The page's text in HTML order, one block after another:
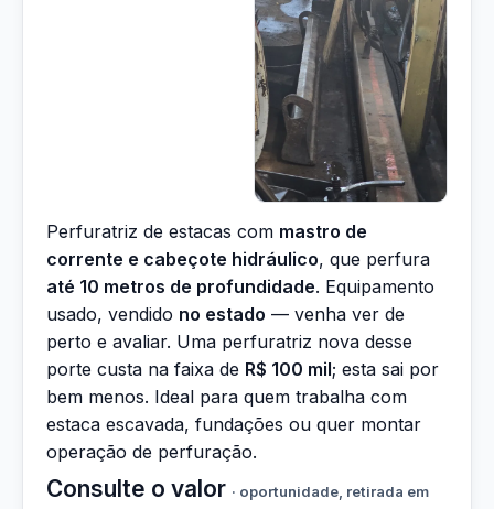
Perfuratriz de estacas com mastro de
corrente e cabeçote hidráulico, que perfura
até 10 metros de profundidade. Equipamento
usado, vendido no estado — venha ver de
perto e avaliar. Uma perfuratriz nova desse
porte custa na faixa de R$ 100 mil; esta sai por
bem menos. Ideal para quem trabalha com
estaca escavada, fundações ou quer montar
operação de perfuração.
Consulte o valor · oportunidade, retirada em